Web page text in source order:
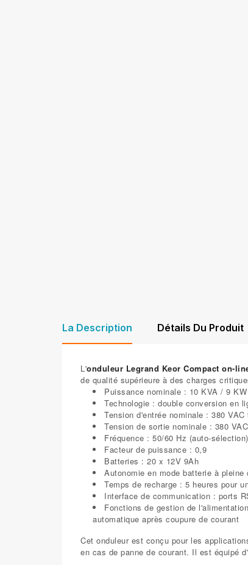
La Description Détails Du Produit
L'onduleur Legrand Keor Compact on-
de qualité supérieure à des charges
Puissance nominale : 10 KVA / 9 KW
Technologie : double conversion en
Tension d'entrée nominale : 380 VAC
Tension de sortie nominale : 380
Fréquence : 50/60 Hz (auto-sélection)
Facteur de puissance : 0,9
Batteries : 20 x 12V 9Ah
Autonomie en mode batterie à
Temps de recharge : 5 heures pour
Interface de communication : ports
Fonctions de gestion de
automatique après coupure de courant
Cet onduleur est conçu pour les
en cas de panne de courant. Il est équipé